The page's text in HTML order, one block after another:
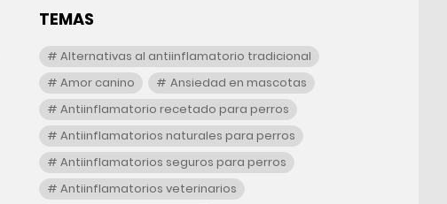
TEMAS
Alternativas al antiinflamatorio tradicional
Amor canino
Ansiedad en mascotas
Antiinflamatorio recetado para perros
Antiinflamatorios naturales para perros
Antiinflamatorios seguros para perros
Antiinflamatorios veterinarios